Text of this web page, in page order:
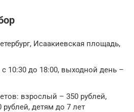
Исаакиевская площадь,
10:30 до 18:00, выходной день –
взрослый – 350 рублей,
детям до 7 лет